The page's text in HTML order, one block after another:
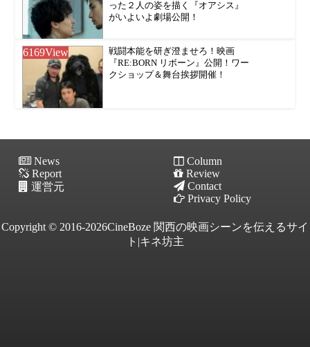
った２人の姿を描く『オアシス』
がいよいよ劇場公開！
6169View
戦闘本能を研ぎ澄ませろ！映画
『RE:BORN リボーン』公開！ワー
クショップ＆舞台挨拶開催！
News
Column
Report
Review
運営元
Contact
Privacy Policy
Copyright © 2016-2026CineBoze 関西の映画シーンを伝えるサイ
ト|キネ坊主